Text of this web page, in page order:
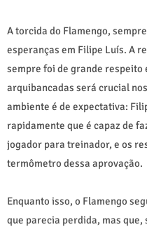
A torcida do Flamengo,
esperanças em Filipe Luís. A
sempre foi de grande respeito
arquibancadas será crucial
ambiente é de expectativa:
rapidamente que é capaz de
jogador para treinador, e os
termômetro dessa aprovação.
Enquanto isso, o Flamengo
que parecia perdida, mas que,